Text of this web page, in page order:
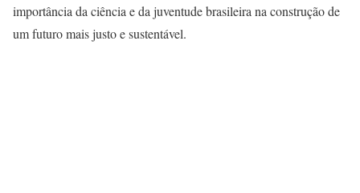
importância da ciência e da juventude brasileira na construção de
um futuro mais justo e sustentável.